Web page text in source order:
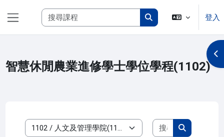
搜尋課程
搜尋課程
登入
智慧休閒農業進修學士學位學程(1102)
開
課程類別
搜尋課程